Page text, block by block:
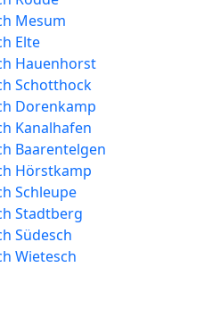
Mesum
Elte
Hauenhorst
Schotthock
Dorenkamp
Kanalhafen
Baarentelgen
Hörstkamp
Schleupe
Stadtberg
Südesch
Wietesch